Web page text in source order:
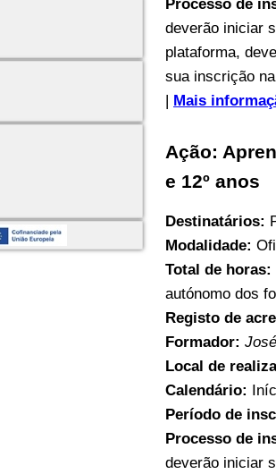
Processo de
deverão iniciar
plataforma,
sua inscrição
| Mais
Ação:
e 12º anos
Destinatários:
Modalidade:
Total de horas:
autónomo dos
Registo de
Formador:
Local de
Calendário:
Período de
Processo de
deverão iniciar